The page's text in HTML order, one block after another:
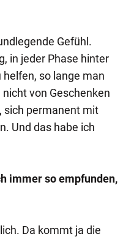
Gefühl.
in jeder Phase hinter
so lange man
von Geschenken
sich permanent mit
Und das habe ich
immer so empfunden,
Da kommt ja die